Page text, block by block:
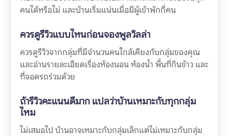
คนได้หรือไม่ และบ้านเริ่มแน่นเมื่อมีผู้เข้าพักกี่คน
ควรดูรีวิวแบบไหนก่อนจองพูลวิลล่า
ควรดูรีวิวจากกลุ่มที่มีจำนวนคนใกล้เคียงกับกลุ่มของคุณ
และอ่านรายละเอียดเรื่องห้องนอน ห้องน้ำ พื้นที่กินข้าว และ
ที่จอดรถร่วมด้วย
ถ้ารีวิวคะแนนดีมาก แปลว่าบ้านเหมาะกับทุกกลุ่ม
ไหม
ไม่เสมอไป บ้านอาจเหมาะกับกลุ่มเล็กแต่ไม่เหมาะกับกลุ่ม